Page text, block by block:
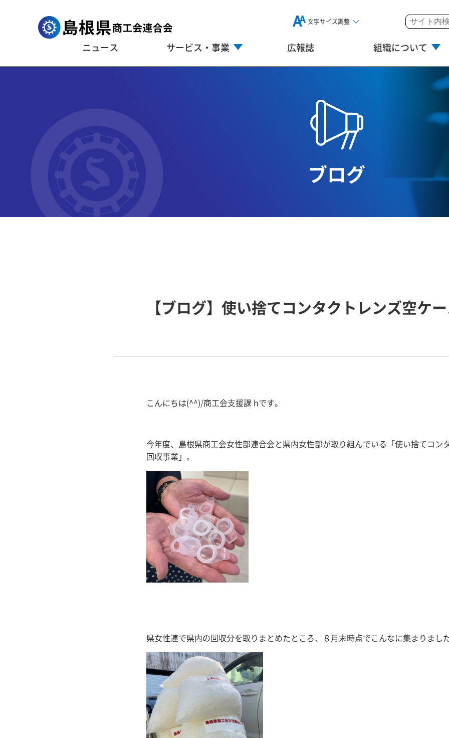
文字サイズ調整
ニュース サービス・事業 広報誌 組織について
ブログ
【ブログ】使い捨てコンタクトレンズ空ケ
こんにちは(^^)/商工会支援課 hです。
今年度、島根県商工会女性部連合会と県内女性部が取り組んでいる「使い捨てコン
回収事業」。
県女性連で県内の回収分を取りまとめたところ、８月末時点でこんなに集まりまし